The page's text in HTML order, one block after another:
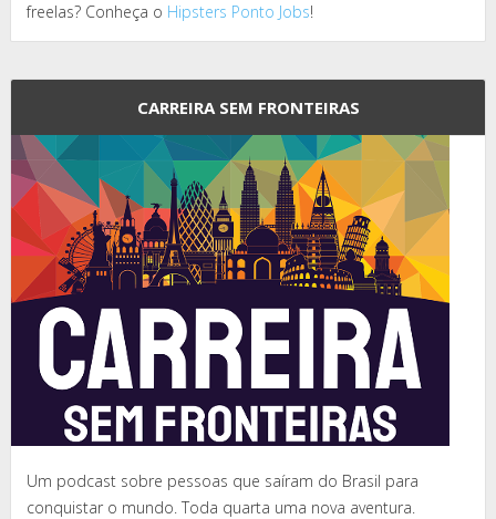
freelas? Conheça o Hipsters Ponto Jobs!
CARREIRA SEM FRONTEIRAS
Um podcast sobre pessoas que saíram do Brasil para
conquistar o mundo. Toda quarta uma nova aventura.